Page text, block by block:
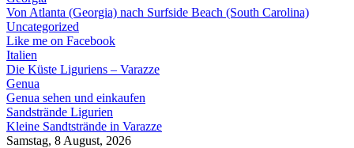
Von Atlanta (Georgia) nach Surfside Beach (South Carolina)
Uncategorized
Like me on Facebook
Italien
Die Küste Liguriens – Varazze
Genua
Genua sehen und einkaufen
Sandstrände Ligurien
Kleine Sandtstrände in Varazze
Samstag, 8 August, 2026